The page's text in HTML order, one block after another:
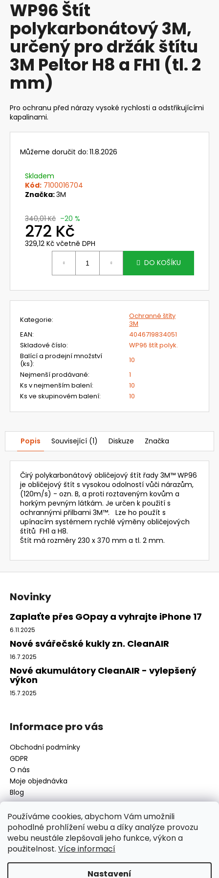
Používáme cookies, abychom Vám umožnili
pohodlné prohlížení webu a díky analýze provozu
webu neustále zlepšovali jeho funkce, výkon a
použitelnost. Více informací
Nastavení
produktu
je
5
hvězdiček.
WP96 Štít
polykarbonátový 3M,
určený pro držák štítu
3M Peltor H8 a FH1 (tl. 2
mm)
Pro ochranu před nárazy vysoké rychlosti a odstřikujícími
kapalinami.
Můžeme doručit do: 11.8.2026
Skladem
Kód: 7100016704
Značka:3M
340,01 Kč –20 %
272 Kč
329,12 Kč včetně DPH
DO KOŠÍKU
Kategorie:
Ochranné štíty
3M
EAN:
4046719834051
Skladové číslo:
WP96 štít polyk.
Balící a prodejní množství
(ks):
10
Nejmenší prodávané:
1
Ks v nejmenším balení:
10
Ks ve skupinovém balení: 10
Popis Související (1) Diskuze Značka
Čirý polykarbonátový obličejový štít řady 3M™ WP96
je obličejový štít s vysokou odolností vůči nárazům,
(120m/s) - ozn. B, a proti roztaveným kovům a
horkým pevným látkám. Je určen k použití s
ochrannými přilbami 3M™. Lze ho použít s
upínacím systémem rychlé výměny obličejových
štítů FH1 a H8.
Štít má rozměry 230 x 370 mm a tl. 2 mm.
a
j
í
t
?
HLEDAT
MUŠLOVÉ
UVEX
JUNIOR,
RŮŽOVÉ
419
Původně:
599
Z
Novinky
Zaplaťte přes GOpay a vyhrajte iPhone 17
6.11.2025
Nové svářečské kukly zn. CleanAIR
16.7.2025
Nové akumulátory CleanAIR - vylepšený
výkon
15.7.2025
Informace pro vás
Obchodní podmínky
GDPR
O nás
Moje objednávka
Blog
Kontakt
disamsafety@disamsafety.cz
596 624 947